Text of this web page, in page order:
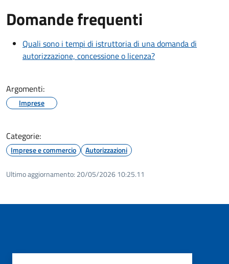
Domande frequenti
Quali sono i tempi di istruttoria di una domanda di
autorizzazione, concessione o licenza?
Argomenti:
Imprese
Categorie:
Imprese e commercio Autorizzazioni
Ultimo aggiornamento: 20/05/2026 10:25.11